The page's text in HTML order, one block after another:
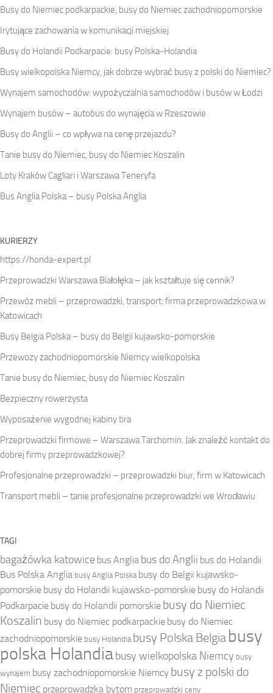
Busy do Niemiec podkarpackie, busy do Niemiec zachodniopomorskie
Irytujące zachowania w komunikacji miejskiej
Busy do Holandii Podkarpacie: busy Polska-Holandia
Busy wielkopolska Niemcy, jak dobrze wybrać busy z polski do Niemiec?
Wynajem samochodów: wypożyczalnia samochodów i busów w Łodzi
Wynajem busów – autobus do wynajęcia w Rzeszowie
Busy do Anglii – co wpływa na cenę przejazdu?
Tanie busy do Niemiec, busy do Niemiec Koszalin
Loty Kraków Cagliari i Warszawa Teneryfa
Bus Anglia Polska – busy Polska Anglia
KURIERZY
https://honda-expert.pl
Przeprowadzki Warszawa Białołęka – jak kształtuje się cennik?
Przewóz mebli – przeprowadzki, transport: firma przeprowadzkowa w
Katowicach
Busy Belgia Polska – busy do Belgii kujawsko-pomorskie
Przewozy zachodniopomorskie Niemcy wielkopolska
Tanie busy do Niemiec, busy do Niemiec Koszalin
Bezpieczny rowerzysta
Wyposażenie wygodnej kabiny tira
Przeprowadzki firmowe – Warszawa Tarchomin. Jak znaleźć kontakt do
dobrej firmy przeprowadzkowej?
Profesjonalne przeprowadzki – przeprowadzki biur, firm w Katowicach
Transport mebli – tanie profesjonalne przeprowadzki we Wrocławiu
TAGI
bagażówka katowice bus Anglia bus do Anglii bus do Holandii
Bus Polska Anglia busy Anglia Polska busy do Belgii kujawsko-
pomorskie busy do Holandii kujawsko-pomorskie busy do Holandii
Podkarpacie busy do Holandii pomorskie busy do Niemiec
Koszalin busy do Niemiec podkarpackie busy do Niemiec
zachodniopomorskie busy Holandia busy Polska Belgia busy
polska Holandiabusy wielkopolska Niemcy busy
wynajem busy zachodniopomorskie Niemcy busy z polski do
Niemiec przeprowadzka bytom przeprowadzki ceny